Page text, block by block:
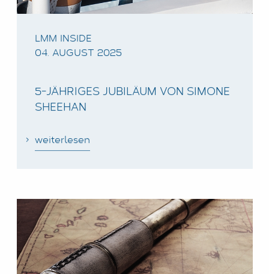
LMM INSIDE
04. AUGUST 2025
5-JÄHRIGES JUBILÄUM VON SIMONE
SHEEHAN
weiterlesen